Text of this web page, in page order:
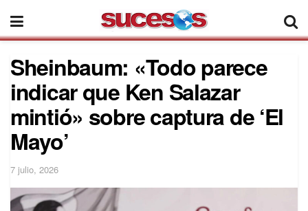
Sheinbaum: «Todo parece
indicar que Ken Salazar
mintió» sobre captura de ‘El
Mayo’
7 julio, 2026